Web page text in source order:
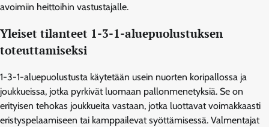
avoimiin heittoihin vastustajalle.
Yleiset tilanteet 1-3-1-aluepuolustuksen
toteuttamiseksi
1-3-1-aluepuolustusta käytetään usein nuorten koripallossa ja
joukkueissa, jotka pyrkivät luomaan pallonmenetyksiä. Se on
erityisen tehokas joukkueita vastaan, jotka luottavat voimakkaasti
eristyspelaamiseen tai kamppailevat syöttämisessä. Valmentajat